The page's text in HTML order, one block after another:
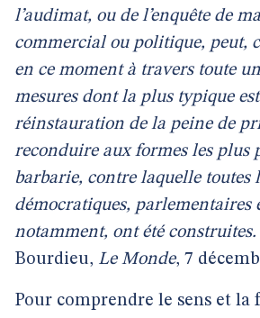
l’audimat, ou de l’enquête de
commercial ou politique, peut,
en ce moment à travers toute
mesures dont la plus typique
réinstauration de la peine de
reconduire aux formes les plus
barbarie, contre laquelle toutes
démocratiques, parlementaires
notamment, ont été construites.
Bourdieu, Le Monde, 7
Pour comprendre le sens et la